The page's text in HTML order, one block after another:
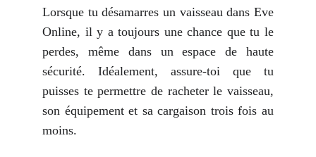
Lorsque tu désamarres un vaisseau dans Eve
Online, il y a toujours une chance que tu le
perdes, même dans un espace de haute
sécurité. Idéalement, assure-toi que tu
puisses te permettre de racheter le vaisseau,
son équipement et sa cargaison trois fois au
moins.